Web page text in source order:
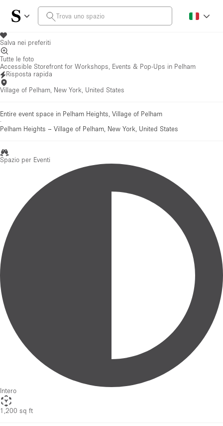
Salva nei preferiti
Tutte le foto
Accessible Storefront for Workshops, Events & Pop-Ups in Pelham
Risposta rapida
Village of Pelham, New York, United States
Entire event space in Pelham Heights, Village of Pelham
·
Pelham Heights – Village of Pelham, New York, United States
Spazio per Eventi
Intero
1,200 sq ft